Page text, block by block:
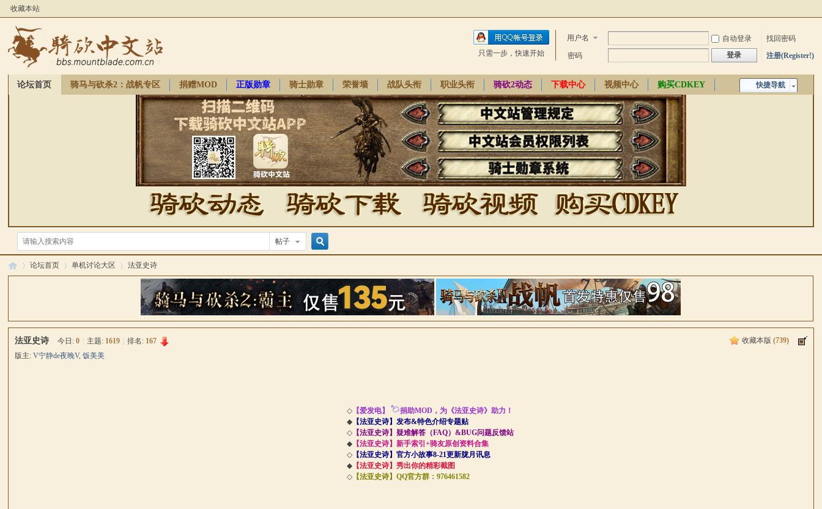
收藏本站
用户名 自动登录
找回密码
密码
登录 注册(Register!)
只需一步，快速开始
快捷导航
论坛首页 骑马与砍杀2：战帆专区 捐赠MOD 正版勋章 骑士勋章 荣誉墙 战队头衔 职业头衔 骑砍2动态 下载中心 视频中心
购买CDKEY
帖子
索
论坛首页 单机讨论大区 法亚史诗
收藏本版 (739)
法亚史诗 今日:0 主题: 1619 排名: 167
版主:V宁静de夜晚V,饭美美
◇ 【爱发电】
捐助MOD，为《法亚史诗》助力！
◆ 【法亚史诗】发布&特色介绍专题贴
◇ 【法亚史诗】疑难解答（FAQ）&BUG问题反馈站
◆ 【法亚史诗】新手索引+骑友原创资料合集
◇ 【法亚史诗】官方小故事8-21更新胧月讯息
◆ 【法亚史诗】秀出你的精彩截图
◇ 【法亚史诗】QQ官方群：976461582